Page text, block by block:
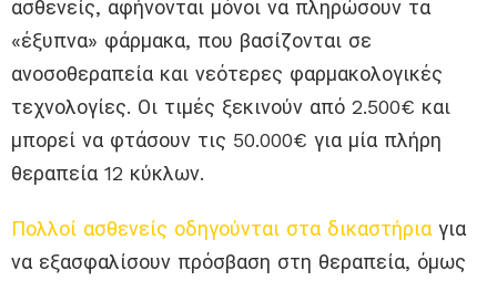
ασθενείς, αφήνονται μόνοι να πληρώσουν τα
«έξυπνα» φάρμακα, που βασίζονται σε
ανοσοθεραπεία και νεότερες φαρμακολογικές
τεχνολογίες. Οι τιμές ξεκινούν από 2.500€ και
μπορεί να φτάσουν τις 50.000€ για μία πλήρη
θεραπεία 12 κύκλων.
Πολλοί ασθενείς οδηγούνται στα δικαστήρια για
να εξασφαλίσουν πρόσβαση στη θεραπεία, όμως